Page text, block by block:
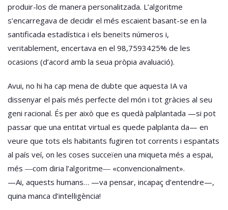
produir-los de manera personalitzada. L’algoritme
s’encarregava de decidir el més escaient basant-se en la
santificada estadística i els beneïts números i,
veritablement, encertava en el 98,7593425% de les
ocasions (d’acord amb la seua pròpia avaluació).
Avui, no hi ha cap mena de dubte que aquesta IA va
dissenyar el país més perfecte del món i tot gràcies al seu
geni racional. És per això que es quedà palplantada —si pot
passar que una entitat virtual es quede palplanta da— en
veure que tots els habitants fugiren tot corrents i espantats
al país veí, on les coses succeïen una miqueta més a espai,
més ―com diria l’algoritme― «convencionalment».
—Ai, aquests humans… —va pensar, incapaç d’entendre—,
quina manca d’intel·ligència!